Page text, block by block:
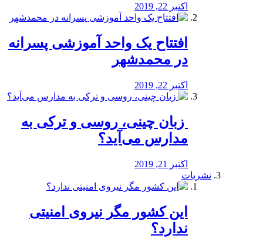
اکتبر 22, 2019
افتتاح یک واحد آموزشی پسرانه
در محمدشهر
اکتبر 22, 2019
️ زبان چینی، روسی و ترکی به
مدارس می‌آید؟
اکتبر 21, 2019
نشریات
این کشور مگر نیروی امنیتی
ندارد؟